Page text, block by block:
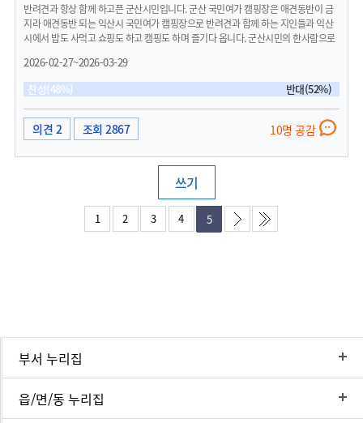
반려견과 항상 함께 하고픈 군산시민입니다. 군산 국민여가 캠핑장은 애견동반이 금
지라 애견동반 되는 익산시 국민여가 캠핑장으로 반려견과 함께 하는 지인들과 익산
시에서 밥도 사먹고 쇼핑도 하고 캠핑도 하며 즐기다 옵니다. 군산시민의 한사람으로
하는 강아지때문에 어쩔수 없이 익산으로 가는데, 군산 국민여가 캠핑장도 애견 동반
하게 해 주시면 어떨런지요? 강아지 싫어하는 사람때문에 안된다 하시면 강아지 동반
사이트를 몇개만이라도 해주시면 타지역 애견인도 군산에 놀러와 머물다 가시면 조금
이나마 경제 활성화에 보탬이 되지 않을까 생각해봅니다.
2026-02-27~2026-03-29
찬성(48%)
반대(52%)
의견 2 조회 2867 10명 공감
1 2 3 4 5
쓰기
부서 누리집
읍/면/동 누리집